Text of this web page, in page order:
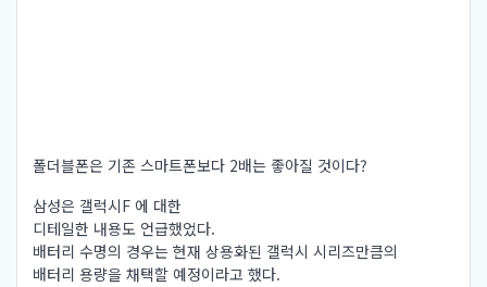
폴더블폰은 기존 스마트폰보다 2배는 좋아질 것이다?
삼성은 갤럭시F 에 대한
디테일한 내용도 언급했었다.
배터리 수명의 경우는 현재 상용화된 갤럭시 시리즈만큼의
배터리 용량을 채택할 예정이라고 했다.